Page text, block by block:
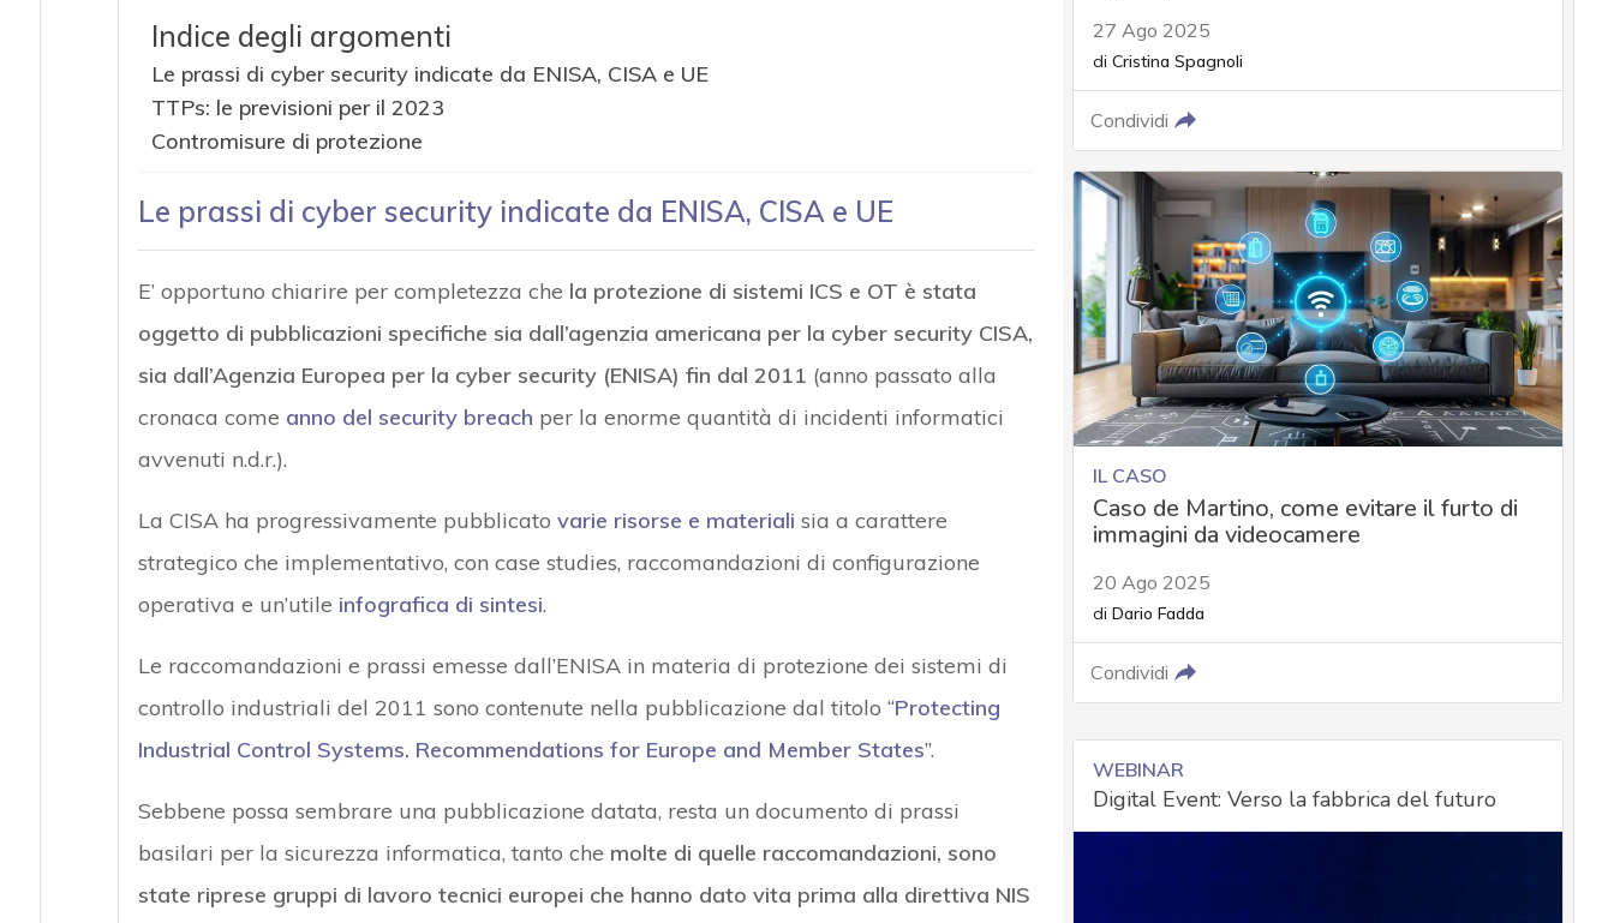
Indice degli argomenti
Le prassi di cyber security indicate da ENISA, CISA e UE
TTPs: le previsioni per il 2023
Contromisure di protezione
Le prassi di cyber security indicate da ENISA, CISA e UE
E’ opportuno chiarire per completezza che la protezione di sistemi ICS e OT è stata
oggetto di pubblicazioni specifiche sia dall’agenzia americana per la cyber security CISA,
sia dall’Agenzia Europea per la cyber security (ENISA) fin dal 2011 (anno passato alla
cronaca come anno del security breach per la enorme quantità di incidenti informatici
avvenuti n.d.r.).
La CISA ha progressivamente pubblicato varie risorse e materiali sia a carattere
strategico che implementativo, con case studies, raccomandazioni di configurazione
operativa e un’utile infografica di sintesi.
Le raccomandazioni e prassi emesse dall’ENISA in materia di protezione dei sistemi di
controllo industriali del 2011 sono contenute nella pubblicazione dal titolo “Protecting
Industrial Control Systems. Recommendations for Europe and Member States”.
Sebbene possa sembrare una pubblicazione datata, resta un documento di prassi
basilari per la sicurezza informatica, tanto che molte di quelle raccomandazioni, sono
state riprese gruppi di lavoro tecnici europei che hanno dato vita prima alla direttiva NIS
27 Ago 2025
di Cristina Spagnoli
Condividi
IL CASO
Caso de Martino, come evitare il furto di
immagini da videocamere
20 Ago 2025
di Dario Fadda
Condividi
WEBINAR
Digital Event: Verso la fabbrica del futuro